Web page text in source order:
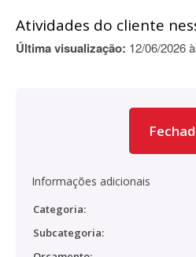
Atividades do cliente
Última visualização: 12/06/2026
Informações adicionais
Categoria:
Subcategoria: